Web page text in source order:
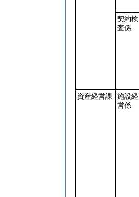
契約検
査係
資産経営課
施設経
営係